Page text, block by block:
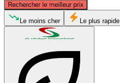
Rechercher le meilleur prix
Le moins cher Le plus rapide